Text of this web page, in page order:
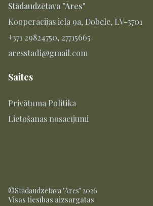
Stādaudzētava "Āres"
Kooperācijas iela 9a, Dobele, LV-3701
+371 29824750, 27715665
aresstadi@gmail.com
Saites
Privātuma Politika
Lietošanas nosacījumi
©Stādaudzētava "Āres" 2026
Visas tiesības aizsargātas